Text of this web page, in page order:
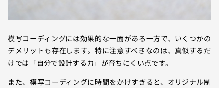
模写コーディングには効果的な一面がある一方で、いくつかの
デメリットも存在します。特に注意すべきなのは、真似するだ
けでは「自分で設計する力」が育ちにくい点です。
また、模写コーディングに時間をかけすぎると、オリジナル制